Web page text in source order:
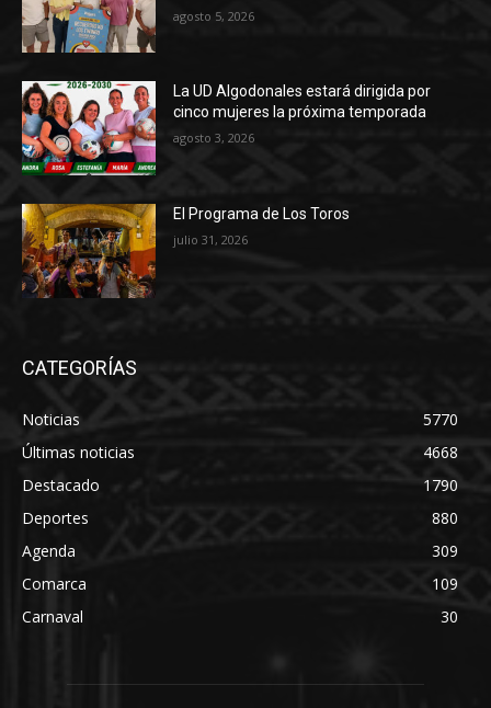
agosto 5, 2026
La UD Algodonales estará dirigida por
cinco mujeres la próxima temporada
agosto 3, 2026
El Programa de Los Toros
julio 31, 2026
CATEGORÍAS
Noticias
5770
Últimas noticias
4668
Destacado
1790
Deportes
880
Agenda
309
Comarca
109
Carnaval
30